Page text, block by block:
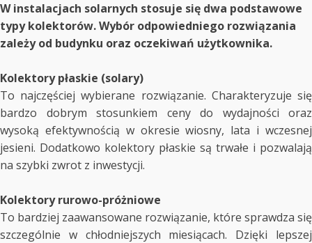
W instalacjach solarnych stosuje się dwa podstawowe
typy kolektorów. Wybór odpowiedniego rozwiązania
zależy od budynku oraz oczekiwań użytkownika.
Kolektory płaskie (solary)
To najczęściej wybierane rozwiązanie. Charakteryzuje się
bardzo dobrym stosunkiem ceny do wydajności oraz
wysoką efektywnością w okresie wiosny, lata i wczesnej
jesieni. Dodatkowo kolektory płaskie są trwałe i pozwalają
na szybki zwrot z inwestycji.
Kolektory rurowo-próżniowe
To bardziej zaawansowane rozwiązanie, które sprawdza się
szczególnie w chłodniejszych miesiącach. Dzięki lepszej